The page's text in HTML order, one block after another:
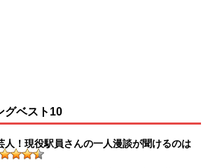
グベスト10
人！現役駅員さんの一人漫談が聞けるのは